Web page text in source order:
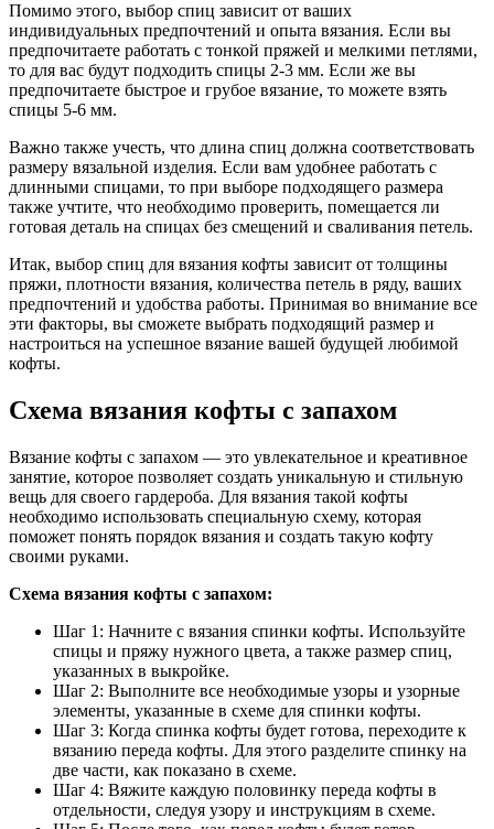
Помимо этого, выбор спиц зависит от ваших
индивидуальных предпочтений и опыта вязания. Если вы
предпочитаете работать с тонкой пряжей и мелкими петлями,
то для вас будут подходить спицы 2-3 мм. Если же вы
предпочитаете быстрое и грубое вязание, то можете взять
спицы 5-6 мм.
Важно также учесть, что длина спиц должна соответствовать
размеру вязальной изделия. Если вам удобнее работать с
длинными спицами, то при выборе подходящего размера
также учтите, что необходимо проверить, помещается ли
готовая деталь на спицах без смещений и сваливания петель.
Итак, выбор спиц для вязания кофты зависит от толщины
пряжи, плотности вязания, количества петель в ряду, ваших
предпочтений и удобства работы. Принимая во внимание все
эти факторы, вы сможете выбрать подходящий размер и
настроиться на успешное вязание вашей будущей любимой
кофты.
Схема вязания кофты с запахом
Вязание кофты с запахом — это увлекательное и креативное
занятие, которое позволяет создать уникальную и стильную
вещь для своего гардероба. Для вязания такой кофты
необходимо использовать специальную схему, которая
поможет понять порядок вязания и создать такую кофту
своими руками.
Схема вязания кофты с запахом:
Шаг 1: Начните с вязания спинки кофты. Используйте
спицы и пряжу нужного цвета, а также размер спиц,
указанных в выкройке.
Шаг 2: Выполните все необходимые узоры и узорные
элементы, указанные в схеме для спинки кофты.
Шаг 3: Когда спинка кофты будет готова, переходите к
вязанию переда кофты. Для этого разделите спинку на
две части, как показано в схеме.
Шаг 4: Вяжите каждую половинку переда кофты в
отдельности, следуя узору и инструкциям в схеме.